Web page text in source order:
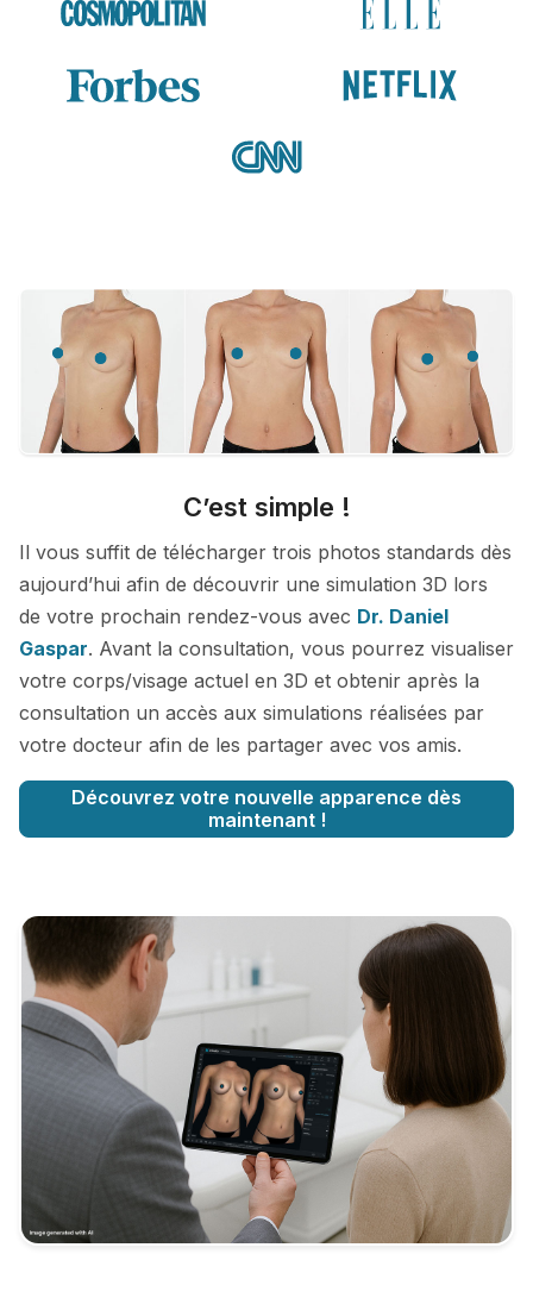
C’est simple !
Il vous suffit de télécharger trois photos standards dès
aujourd’hui afin de découvrir une simulation 3D lors
de votre prochain rendez-vous avec Dr. Daniel
Gaspar. Avant la consultation, vous pourrez visualiser
votre corps/visage actuel en 3D et obtenir après la
consultation un accès aux simulations réalisées par
votre docteur afin de les partager avec vos amis.
Découvrez votre nouvelle apparence dès
maintenant !